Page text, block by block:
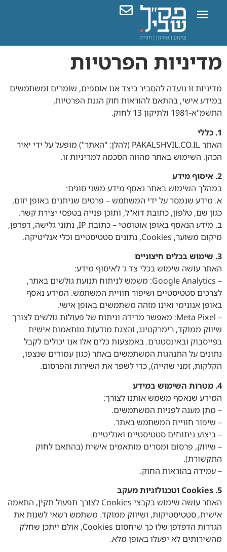
visibility_off השבת את ההבזקים
title סמן כותרות
zoom_out זום (הקטנה)
zoom_in זום (הגדלה)
remove_circle_outline הקטנת גופן
add_circle_outline הגדלת גופן
ניגודיות בהירה
brightness_low ניגודיות כהה
format_underlined הוסף קו תחתון לקישורים
font_download
סמן קישורים
את
כל
האפשרויות
השארת משוב
מדיניות הפרטיות
מדיניות זו נועדה להסביר כיצד אנו אוספים, שומרים ומשתמשים
במידע אישי, בהתאם להוראות חוק הגנת הפרטיות,
התשמ"א-1981 ולתיקון 13 לחוק.
1. כללי
האתר PAKALSHVIL.CO.IL (להלן: "האתר") מופעל על ידי יאיר
הכהן. השימוש באתר מהווה הסכמה למדיניות זו.
2. איסוף מידע
במהלך השימוש באתר נאסף מידע משני סוגים:
א. מידע שנמסר על ידי המשתמש – פרטים שניתנים באופן יזום,
כגון שם, טלפון, כתובת דוא"ל, ותוכן פנייה בטפסי יצירת קשר.
ב. מידע הנאסף באופן אוטומטי – כתובת IP, נתוני גלישה, דפדפן,
מיקום משוער, Cookies, נתונים סטטיסטיים וכלי אנליטיקה.
3. שימוש בכלים חיצוניים
האתר עושה שימוש בכלי צד ג' לאיסוף מידע:
– Google Analytics: משמש לניתוח תנועת גולשים באתר,
לצרכים סטטיסטיים ושיפור חוויית המשתמש. המידע נאסף
באופן אנונימי ואינו מזהה משתמשים באופן אישי.
– Meta Pixel: מאפשר מדידה וניתוח של פעולות גולשים לצורך
שיווק ממוקד, רימרקטינג, והצגת מודעות מותאמות אישית
בפייסבוק ובאינסטגרם. באמצעות כלים אלו אנו יכולים לקבל
נתונים על התנהגות המשתמשים באתר (כגון עמודים שנצפו,
הקלקות, זמני שהייה), כדי לשפר את השירות והפרסום.
4. מטרות השימוש במידע
המידע שנאסף משמש אותנו לצורך:
– מתן מענה לפניות המשתמשים.
– שיפור חוויית המשתמש באתר.
– ביצוע ניתוחים סטטיסטיים ואנליטיים.
– שיווק, פרסום ומסרים מותאמים אישית (בהתאם לחוק
התקשורת).
– עמידה בהוראות החוק.
5. Cookies וטכנולוגיות מעקב
האתר עושה שימוש בקבצי Cookies לצורך תפעול תקין, התאמה
אישית, סטטיסטיקות, ושיווק ממוקד. משתמש רשאי לשנות את
הגדרות הדפדפן שלו כך שיחסום Cookies, אולם ייתכן שחלק
מהשירותים לא יפעלו באופן מלא.